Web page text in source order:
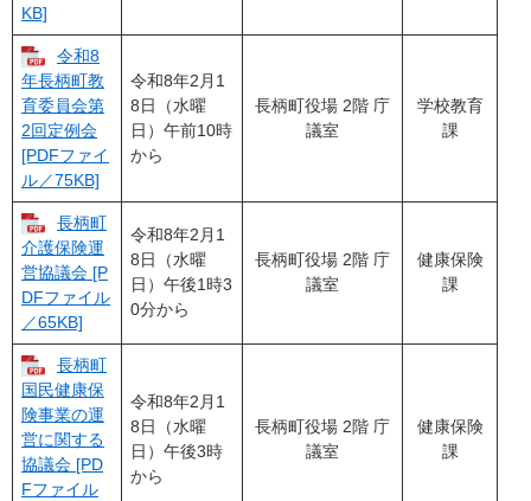
KB]
令和8
年長柄町教
育委員会第
2回定例会
[PDFファイ
ル／75KB]
令和8年2月1
8日（水曜
日）午前10時
から
長柄町役場 2階 庁
議室
学校教育
課
長柄町
介護保険運
営協議会 [P
DFファイル
／65KB]
令和8年2月1
8日（水曜
日）午後1時3
0分から
長柄町役場 2階 庁
議室
健康保険
課
長柄町
国民健康保
険事業の運
営に関する
協議会 [PD
Fファイル
令和8年2月1
8日（水曜
日）午後3時
から
長柄町役場 2階 庁
議室
健康保険
課